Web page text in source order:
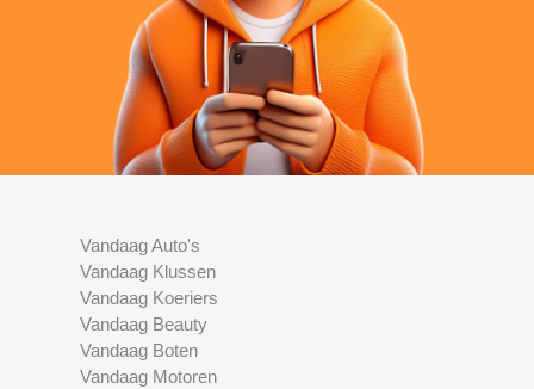
Vandaag Auto's
Vandaag Klussen
Vandaag Koeriers
Vandaag Beauty
Vandaag Boten
Vandaag Motoren